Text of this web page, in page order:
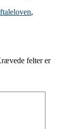
,
felter er